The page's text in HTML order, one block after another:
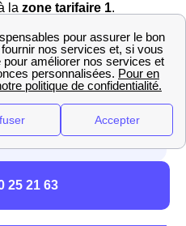
la zone tarifaire 1.
maintenant
25 21 63